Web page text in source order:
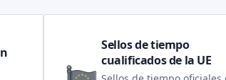
Sellos de tiempo
cualificados de la UE